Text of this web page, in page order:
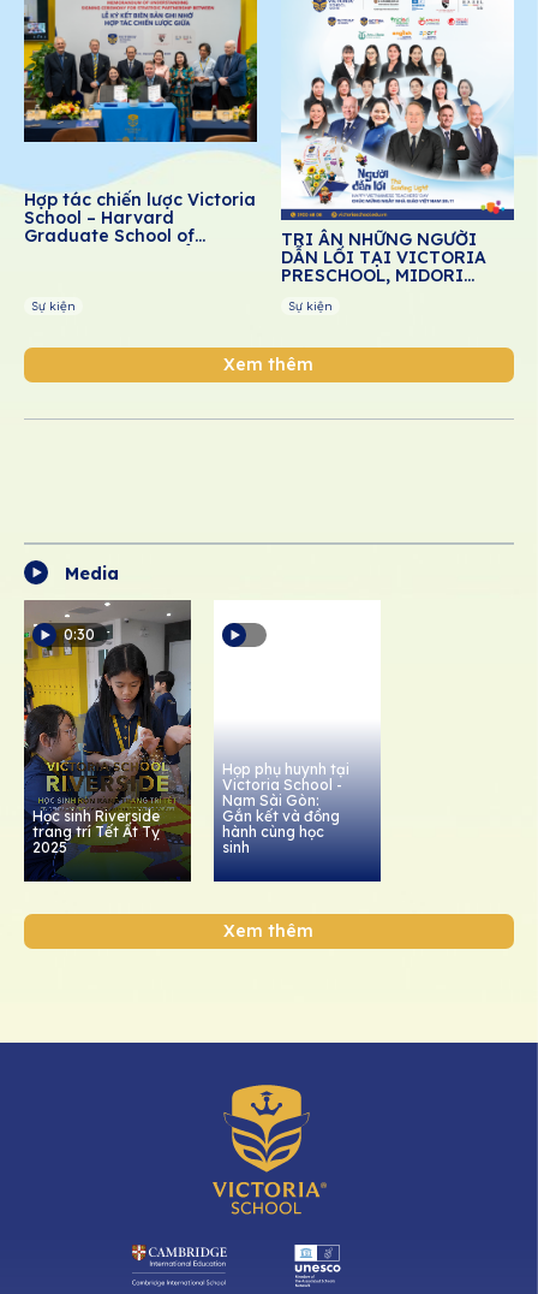
Hợp tác chiến lược Victoria
School – Harvard
Graduate School of
Sự kiện
TRI ÂN NHỮNG NGƯỜI
DẪN LỐI TẠI VICTORIA
PRESCHOOL, MIDORI
SCHOOL
Sự kiện
Xem thêm
Media
0:30
Học sinh Riverside
trang trí Tết Ất Tỵ
2025
Họp phụ huynh tại
Victoria School -
Nam Sài Gòn:
Gắn kết và đồng
hành cùng học
sinh
Xem thêm